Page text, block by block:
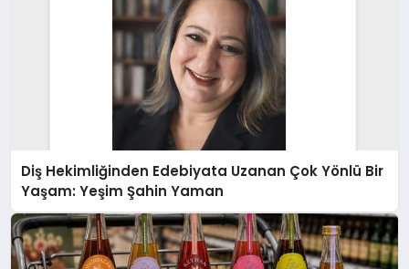
Diş Hekimliğinden Edebiyata Uzanan Çok Yönlü Bir
Yaşam: Yeşim Şahin Yaman